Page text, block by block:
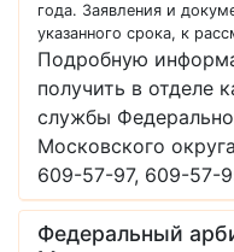
года. Заявления и
указанного срока, к
Подробную
получить в отделе
службы
Московского
609-57-97, 609-57-
Федеральный